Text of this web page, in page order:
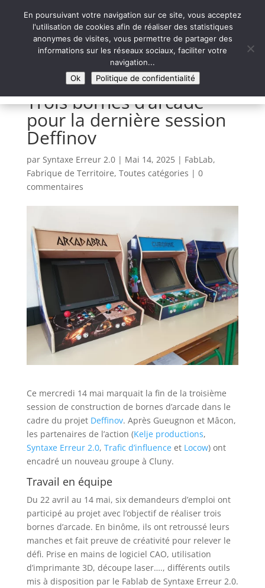
Syntaxe Erreur 2.0
LE NUMÉRIQUE SOLIDAIRE
Trois bornes d’arcade
pour la dernière session
Deffinov
par Syntaxe Erreur 2.0| Mai 14, 2025| FabLab,
Fabrique de Territoire, Toutes catégories | 0
commentaires
Ce mercredi 14 mai marquait la fin de la troisième
session de construction de bornes d’arcade dans le
cadre du projet Deffinov. Après Gueugnon et Mâcon,
les partenaires de l’action (Kelje productions,
Syntaxe Erreur 2.0, Trafic d’influenceet Locow) ont
encadré un nouveau groupe à Cluny.
Travail en équipe
Du 22 avril au 14 mai, six demandeurs d’emploi ont
participé au projet avec l’objectif de réaliser trois
bornes d’arcade. En binôme, ils ont retroussé leurs
manches et fait preuve de créativité pour relever le
défi. Prise en mains de logiciel CAO, utilisation
d’imprimante 3D, découpe laser…., différents outils
mis à disposition par le Fablab de Syntaxe Erreur 2.0.
En poursuivant votre navigation sur ce site, vous acceptez
l'utilisation de cookies afin de réaliser des statistiques
anonymes de visites, vous permettre de partager des
informations sur les réseaux sociaux, faciliter votre
navigation...
Ok
Politique de confidentialité